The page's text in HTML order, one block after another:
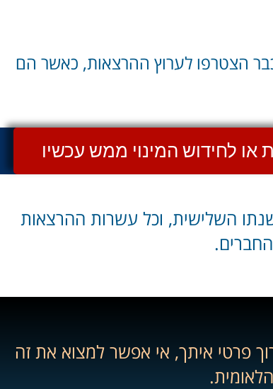
כבר הצטרפו לערוץ ההרצאות, כאשר הם
לחידוש המינוי ממש עכשיו
השלישית, וכל עשרות ההרצאות
פרטי איתך, אי אפשר למצוא את זה